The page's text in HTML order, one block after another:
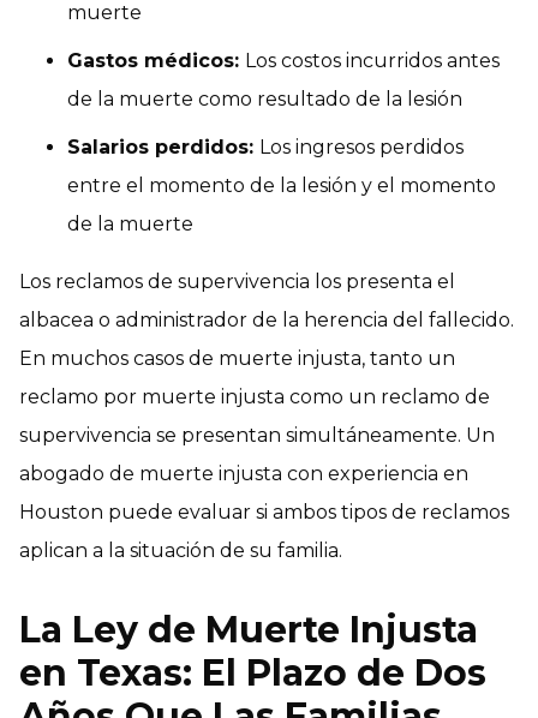
muerte
Gastos médicos: Los costos incurridos antes
de la muerte como resultado de la lesión
Salarios perdidos: Los ingresos perdidos
entre el momento de la lesión y el momento
de la muerte
Los reclamos de supervivencia los presenta el
albacea o administrador de la herencia del fallecido.
En muchos casos de muerte injusta, tanto un
reclamo por muerte injusta como un reclamo de
supervivencia se presentan simultáneamente. Un
abogado de muerte injusta con experiencia en
Houston puede evaluar si ambos tipos de reclamos
aplican a la situación de su familia.
La Ley de Muerte Injusta
en Texas: El Plazo de Dos